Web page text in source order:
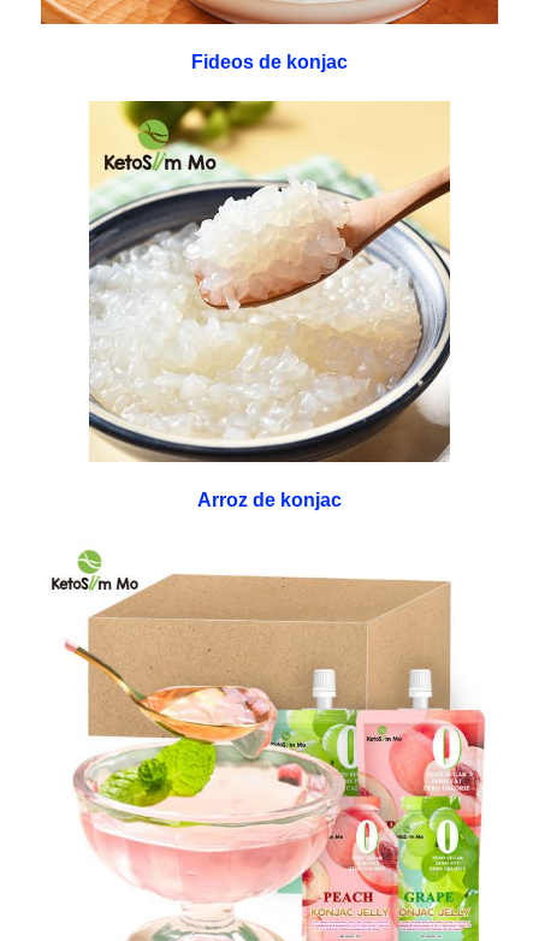
Fideos de konjac
Arroz de konjac